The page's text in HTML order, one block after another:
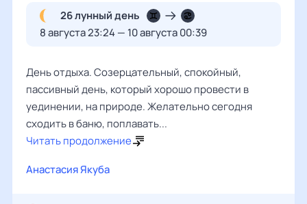
26 лунный день
8 августа 23:24 — 10 августа 00:39
День отдыха. Созерцательный, спокойный,
пассивный день, который хорошо провести в
уединении, на природе. Желательно сегодня
сходить в баню, поплавать...
Читать продолжение
Анастасия Якуба